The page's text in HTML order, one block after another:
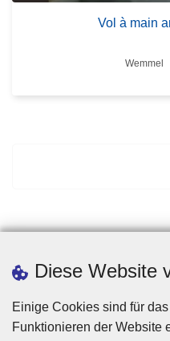
Diese Website
Einige Cookies sind für
Funktionieren der Website
Vol à main
Standort
Wemmel